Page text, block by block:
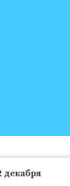
декабря